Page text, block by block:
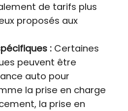
de tarifs plus
proposés aux
:Certaines
peuvent être
auto pour
la prise en charge
la prise en